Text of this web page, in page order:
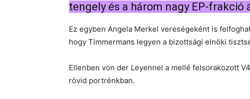
tengely és a három nagy EP-frakció
Ez egyben Angela Merkel vereségeként is
hogy Timmermans legyen a bizottsági elnöki
Ellenben von der Leyennel a mellé felsorakozott
rövid portrénkban.